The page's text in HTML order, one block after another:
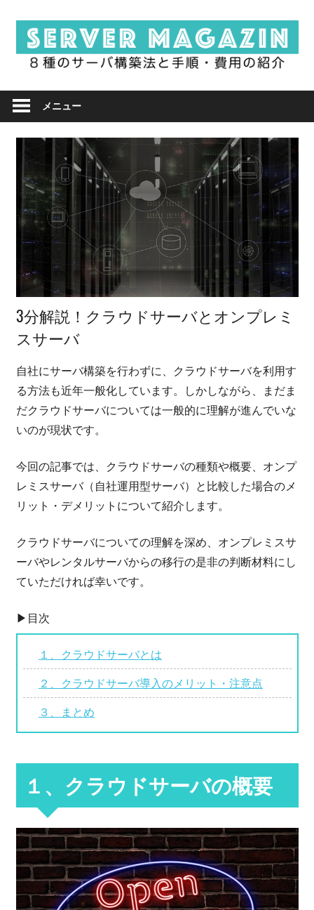
ス
8
種
の
サ
ー
バ
構
築
と
手
費
用
紹
メニュー
サ
ー
バ
構
築
3分解説！クラウドサーバとオンプレミ
スサーバ
自社にサーバ構築を行わずに、クラウドサーバを利用す
る方法も近年一般化しています。しかしながら、まだま
だクラウドサーバについては一般的に理解が進んでいな
いのが現状です。
今回の記事では、クラウドサーバの種類や概要、オンプ
レミスサーバ（自社運用型サーバ）と比較した場合のメ
リット・デメリットについて紹介します。
クラウドサーバについての理解を深め、オンプレミスサ
ーバやレンタルサーバからの移行の是非の判断材料にし
ていただければ幸いです。
▶目次
１、クラウドサーバとは
２、クラウドサーバ導入のメリット・注意点
３、まとめ
１、クラウドサーバの概要